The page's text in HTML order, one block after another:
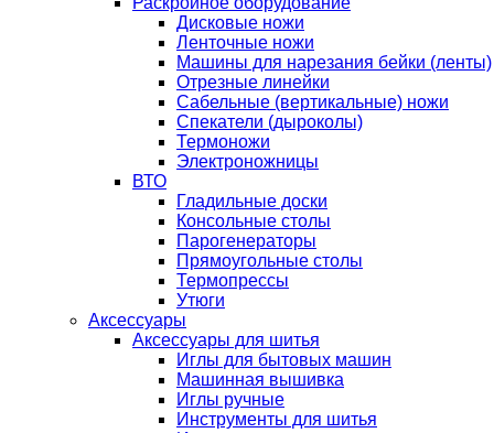
Дисковые ножи
Ленточные ножи
Машины для нарезания бейки (ленты)
Отрезные линейки
Сабельные (вертикальные) ножи
Спекатели (дыроколы)
Термоножи
Электроножницы
ВТО
Гладильные доски
Консольные столы
Парогенераторы
Прямоугольные столы
Термопрессы
Утюги
Аксессуары
Аксессуары для шитья
Иглы для бытовых машин
Машинная вышивка
Иглы ручные
Инструменты для шитья